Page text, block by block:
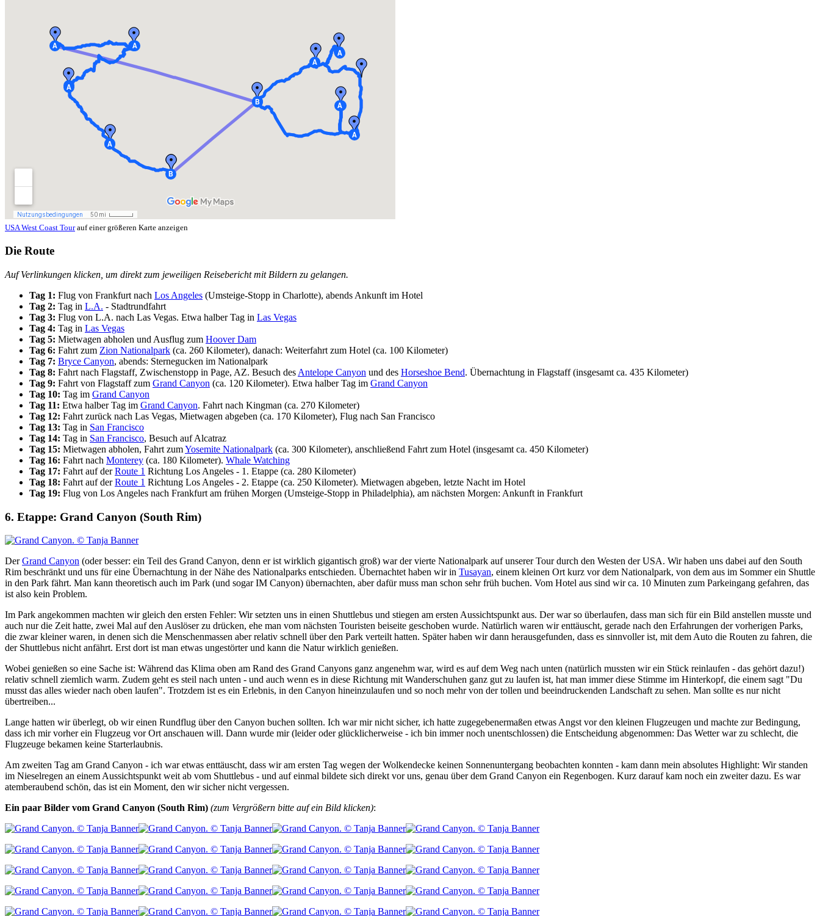
USA West Coast Tourauf einer größeren Karte anzeigen
Die Route
Auf Verlinkungen klicken, um direkt zum jeweiligen Reisebericht mit Bildern zu gelangen.
Tag 1: Flug von Frankfurt nach Los Angeles (Umsteige-Stopp in Charlotte), abends Ankunft im Hotel
Tag 2: Tag in L.A. - Stadtrundfahrt
Tag 3: Flug von L.A. nach Las Vegas. Etwa halber Tag in Las Vegas
Tag 4: Tag in Las Vegas
Tag 5: Mietwagen abholen und Ausflug zum Hoover Dam
Tag 6: Fahrt zum Zion Nationalpark (ca. 260 Kilometer), danach: Weiterfahrt zum Hotel (ca. 100 Kilometer)
Tag 7: Bryce Canyon, abends: Sternegucken im Nationalpark
Tag 8: Fahrt nach Flagstaff, Zwischenstopp in Page, AZ. Besuch des Antelope Canyon und des Horseshoe Bend. Übernachtung in Flagstaff (insgesamt ca. 435 Kilometer)
Tag 9: Fahrt von Flagstaff zum Grand Canyon (ca. 120 Kilometer). Etwa halber Tag im Grand Canyon
Tag 10: Tag im Grand Canyon
Tag 11: Etwa halber Tag im Grand Canyon. Fahrt nach Kingman (ca. 270 Kilometer)
Tag 12: Fahrt zurück nach Las Vegas, Mietwagen abgeben (ca. 170 Kilometer), Flug nach San Francisco
Tag 13: Tag in San Francisco
Tag 14: Tag in San Francisco, Besuch auf Alcatraz
Tag 15: Mietwagen abholen, Fahrt zumYosemite Nationalpark (ca. 300 Kilometer), anschließend Fahrt zum Hotel (insgesamt ca. 450 Kilometer)
Tag 16: Fahrt nach Monterey (ca. 180 Kilometer). Whale Watching
Tag 17: Fahrt auf derRoute 1 Richtung Los Angeles - 1. Etappe (ca. 280 Kilometer)
Tag 18: Fahrt auf derRoute 1 Richtung Los Angeles - 2. Etappe (ca. 250 Kilometer). Mietwagen abgeben, letzte Nacht im Hotel
Tag 19: Flug von Los Angeles nach Frankfurt am frühen Morgen (Umsteige-Stopp in Philadelphia), am nächsten Morgen: Ankunft in Frankfurt
6. Etappe: Grand Canyon (South Rim)
DerGrand Canyon (oder besser: ein Teil des Grand Canyon, denn er ist wirklich gigantisch groß) war der vierte Nationalpark auf unserer Tour durch den Westen der USA. Wir haben uns dabei auf den South
Rim beschränkt und uns für eine Übernachtung in der Nähe des Nationalparks entschieden. Übernachtet haben wir in Tusayan, einem kleinen Ort kurz vor dem Nationalpark, von dem aus im Sommer ein Shuttle
in den Park fährt. Man kann theoretisch auch im Park (und sogar IM Canyon) übernachten, aber dafür muss man schon sehr früh buchen. Vom Hotel aus sind wir ca. 10 Minuten zum Parkeingang gefahren, das
ist also kein Problem.
Im Park angekommen machten wir gleich den ersten Fehler: Wir setzten uns in einen Shuttlebus und stiegen am ersten Aussichtspunkt aus. Der war so überlaufen, dass man sich für ein Bild anstellen musste und
auch nur die Zeit hatte, zwei Mal auf den Auslöser zu drücken, ehe man vom nächsten Touristen beiseite geschoben wurde. Natürlich waren wir enttäuscht, gerade nach den Erfahrungen der vorherigen Parks,
die zwar kleiner waren, in denen sich die Menschenmassen aber relativ schnell über den Park verteilt hatten. Später haben wir dann herausgefunden, dass es sinnvoller ist, mit dem Auto die Routen zu fahren, die
der Shuttlebus nicht anfährt. Erst dort ist man etwas ungestörter und kann die Natur wirklich genießen.
Wobei genießen so eine Sache ist: Während das Klima oben am Rand des Grand Canyons ganz angenehm war, wird es auf dem Weg nach unten (natürlich mussten wir ein Stück reinlaufen - das gehört dazu!)
relativ schnell ziemlich warm. Zudem geht es steil nach unten - und auch wenn es in diese Richtung mit Wanderschuhen ganz gut zu laufen ist, hat man immer diese Stimme im Hinterkopf, die einem sagt "Du
musst das alles wieder nach oben laufen". Trotzdem ist es ein Erlebnis, in den Canyon hineinzulaufen und so noch mehr von der tollen und beeindruckenden Landschaft zu sehen. Man sollte es nur nicht
übertreiben...
Lange hatten wir überlegt, ob wir einen Rundflug über den Canyon buchen sollten. Ich war mir nicht sicher, ich hatte zugegebenermaßen etwas Angst vor den kleinen Flugzeugen und machte zur Bedingung,
dass ich mir vorher ein Flugzeug vor Ort anschauen will. Dann wurde mir (leider oder glücklicherweise - ich bin immer noch unentschlossen) die Entscheidung abgenommen: Das Wetter war zu schlecht, die
Flugzeuge bekamen keine Starterlaubnis.
Am zweiten Tag am Grand Canyon - ich war etwas enttäuscht, dass wir am ersten Tag wegen der Wolkendecke keinen Sonnenuntergang beobachten konnten - kam dann mein absolutes Highlight: Wir standen
im Nieselregen an einem Aussichtspunkt weit ab vom Shuttlebus - und auf einmal bildete sich direkt vor uns, genau über dem Grand Canyon ein Regenbogen. Kurz darauf kam noch ein zweiter dazu. Es war
atemberaubend schön, das ist ein Moment, den wir sicher nicht vergessen.
Ein paar Bilder vom Grand Canyon (South Rim) (zum Vergrößern bitte auf ein Bild klicken):